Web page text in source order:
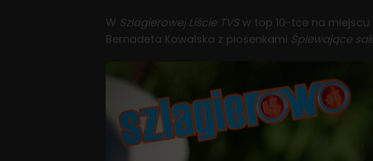
W Szlagierowej Liście TVS w top 10-tce na miejscu
Bernadeta Kowalska z piosenkami Śpiewające